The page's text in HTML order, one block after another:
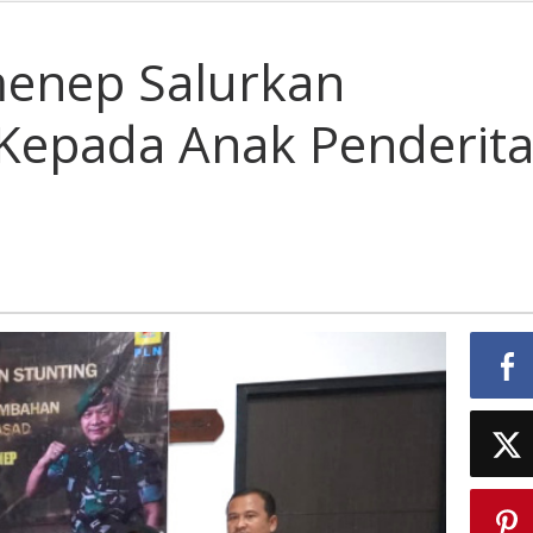
Salurkan
Anak Penderita